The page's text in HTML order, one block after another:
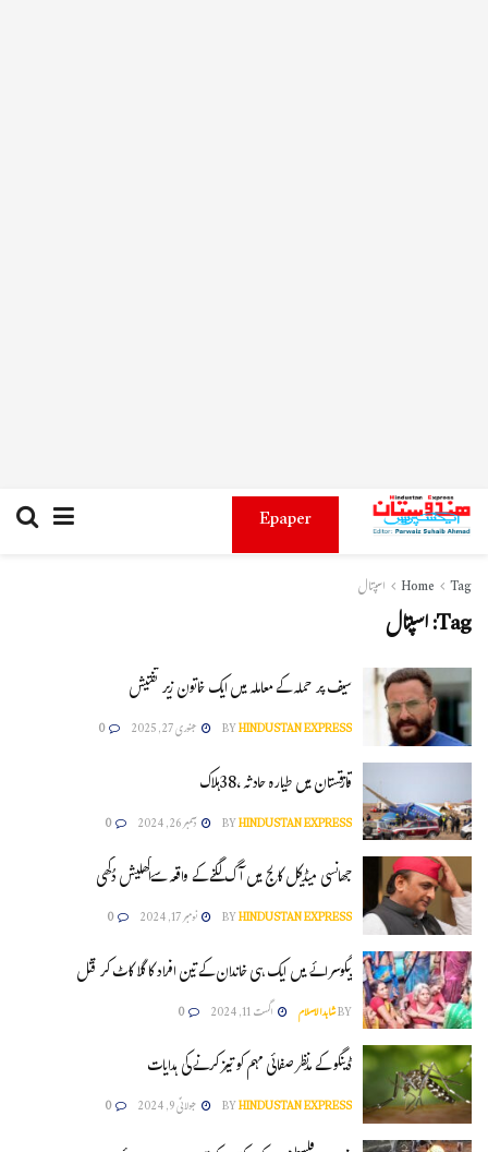
Epaper
Home Tag اسپتال
Tag:اسپتال
سیف پر حملہ کے معاملہ میں ایک خاتون زیر تفتیش
BYHINDUSTAN EXPRESS جنوری 27, 2025 0
قازقستان میں طیارہ حادثہ ،38ہلاک
BYHINDUSTAN EXPRESS دسمبر 26, 2024 0
جھانسی میڈیکل کالج میں آگ لگنے کے واقعہ سےاکھلیش دُکھی
BYHINDUSTAN EXPRESS نومبر 17, 2024 0
بیگوسرائے میں ایک ہی خاندان کے تین افراد کا گلا کاٹ کر قتل
BYشاہدالاسلام اگست 11, 2024 0
ڈینگو کے مدنظر صفائی مہم کو تیز کرنے کی ہدایات
BYHINDUSTAN EXPRESS جولائی 9, 2024 0